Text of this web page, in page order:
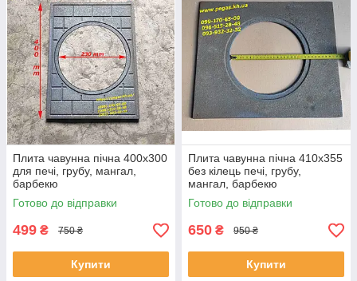
Плита чавунна пічна 400х300
для печі, грубу, мангал,
барбекю
Готово до відправки
499 ₴ 750 ₴
Купити
Плита чавунна пічна 410х355
без кілець печі, грубу,
мангал, барбекю
Готово до відправки
650 ₴ 950 ₴
Купити